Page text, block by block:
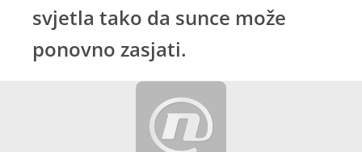
svjetla tako da sunce može
ponovno zasjati.